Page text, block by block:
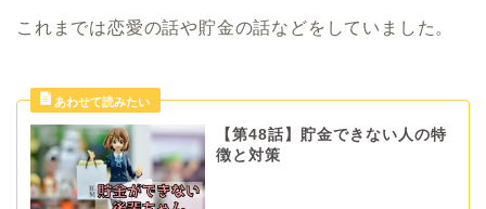
これまでは恋愛の話や貯金の話などをしていました。
【第48話】貯金できない人の特
徴と対策